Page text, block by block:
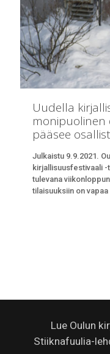
Uudella
monipuolinen
pääsee
Julkaistu 9.9.2021.
kirjallisuusfestivaali
tulevana
tilaisuuksiin on
Lue Oulun
Stiiknafuulia-